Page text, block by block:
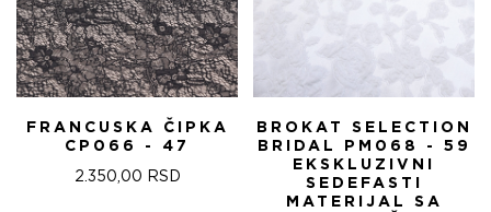
FRANCUSKA ČIPKA
CP066 - 47
2.350,00 RSD
BROKAT SELECTION
BRIDAL PM068 - 59
EKSKLUZIVNI
SEDEFASTI
MATERIJAL SA